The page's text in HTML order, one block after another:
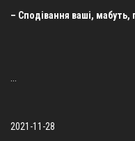
– Сподівання ваші, мабуть,
2021-11-28